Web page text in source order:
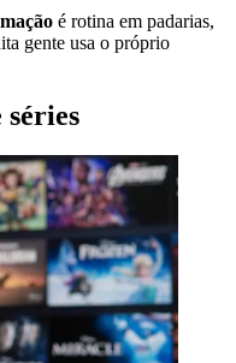
é rotina em padarias,
gente usa o próprio
séries